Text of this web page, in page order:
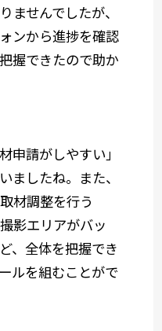
ませんでしたが、
ンから進捗を確認
握できたので助か
申請がしやすい」
ましたね。また、
材調整を行う
影エリアがバッ
、全体を把握でき
ルを組むことがで